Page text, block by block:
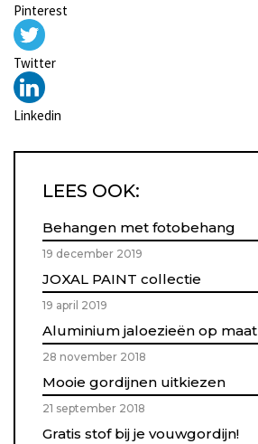
Pinterest
Twitter
Linkedin
LEES OOK:
Behangen met fotobehang
19 december 2019
JOXAL PAINT collectie
19 april 2019
Aluminium jaloezieën op maat
28 november 2018
Mooie gordijnen uitkiezen
21 september 2018
Gratis stof bij je vouwgordijn!